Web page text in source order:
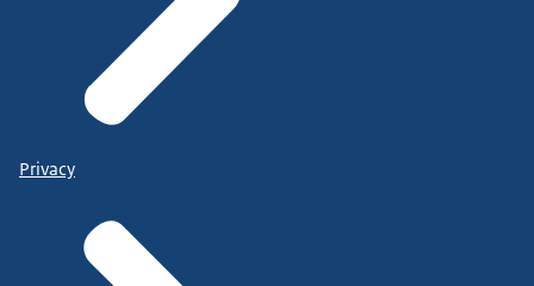
Privacy